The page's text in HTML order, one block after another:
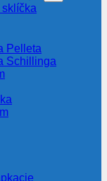
sklíčka
Pelleta
Schillinga